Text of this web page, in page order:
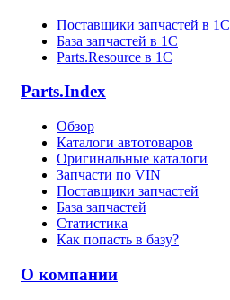
Поставщики запчастей в 1C
База запчастей в 1С
Parts.Resource в 1C
Parts.Index
Обзор
Каталоги автотоваров
Оригинальные каталоги
Запчасти по VIN
Поставщики запчастей
База запчастей
Статистика
Как попасть в базу?
О компании